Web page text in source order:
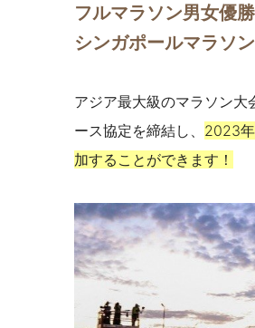
フルマラソン男女優
シンガポールマラソ
アジア最大級のマラソン
ース協定を締結し、 2023
加することができます！